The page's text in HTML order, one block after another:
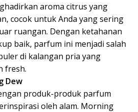
aroma citrus yang
cocok untuk Anda yang sering
ruangan. Dengan ketahanan
baik, parfum ini menjadi salah
di kalangan pria yang
fresh.
Dew
produk-produk parfum
oleh alam. Morning